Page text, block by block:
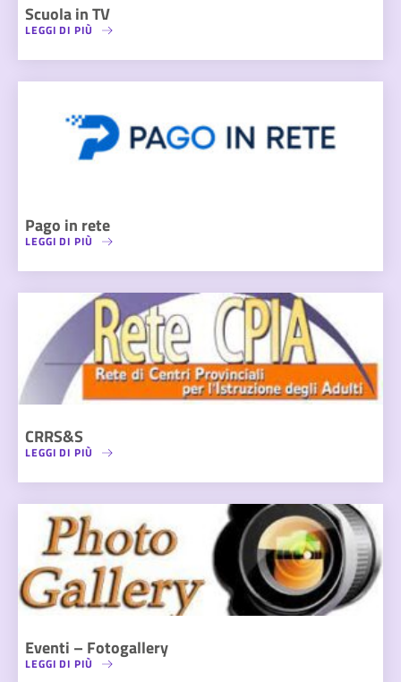
Scuola in TV
LEGGI DI PIÙ
Pago in rete
LEGGI DI PIÙ
CRRS&S
LEGGI DI PIÙ
Eventi – Fotogallery
LEGGI DI PIÙ